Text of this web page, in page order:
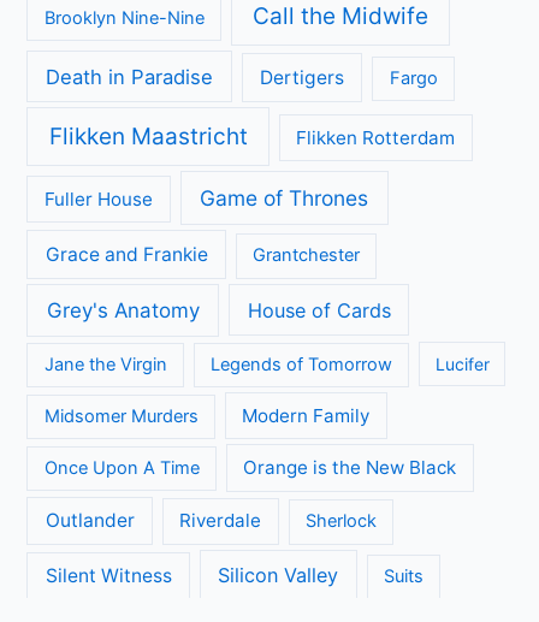
Brooklyn Nine-Nine Call the Midwife
Death in Paradise Dertigers Fargo
Flikken Maastricht Flikken Rotterdam
Fuller House Game of Thrones
Grace and Frankie Grantchester
Grey's Anatomy House of Cards
Jane the Virgin Legends of Tomorrow Lucifer
Midsomer Murders Modern Family
Once Upon A Time Orange is the New Black
Outlander Riverdale Sherlock
Silent Witness Silicon Valley Suits